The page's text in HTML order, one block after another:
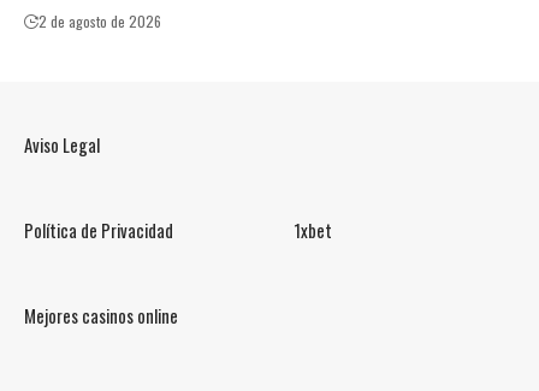
2 de agosto de 2026
Aviso Legal
Política de Privacidad 1xbet
Mejores casinos online